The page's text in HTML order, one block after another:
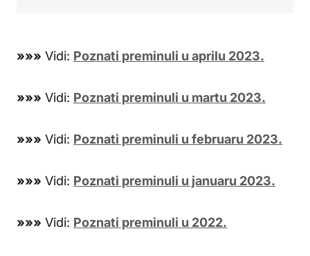
»»» Vidi: Poznati preminuli u aprilu 2023.
»»» Vidi: Poznati preminuli u martu 2023.
»»» Vidi: Poznati preminuli u februaru 2023.
»»» Vidi: Poznati preminuli u januaru 2023.
»»» Vidi: Poznati preminuli u 2022.